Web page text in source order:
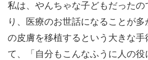
私は、やんちゃな子どもだった
り、医療のお世話になることが
の皮膚を移植するという大きな
て、「自分もこんなふうに人の